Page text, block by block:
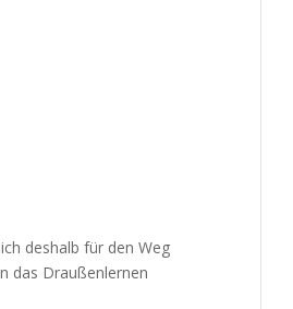
deshalb für den Weg
das Draußenlernen